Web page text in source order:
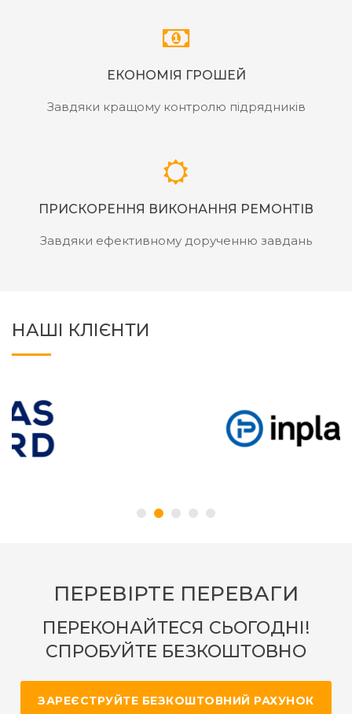
ЕКОНОМІЯ ГРОШЕЙ
Завдяки кращому контролю підрядників
ПРИСКОРЕННЯ ВИКОНАННЯ РЕМОНТІВ
Завдяки ефективному дорученню завдань
НАШІ КЛІЄНТИ
ПЕРЕВІРТЕ ПЕРЕВАГИ
ПЕРЕКОНАЙТЕСЯ СЬОГОДНІ!
СПРОБУЙТЕ БЕЗКОШТОВНО
ЗАРЕЄСТРУЙТЕ БЕЗКОШТОВНИЙ РАХУНОК